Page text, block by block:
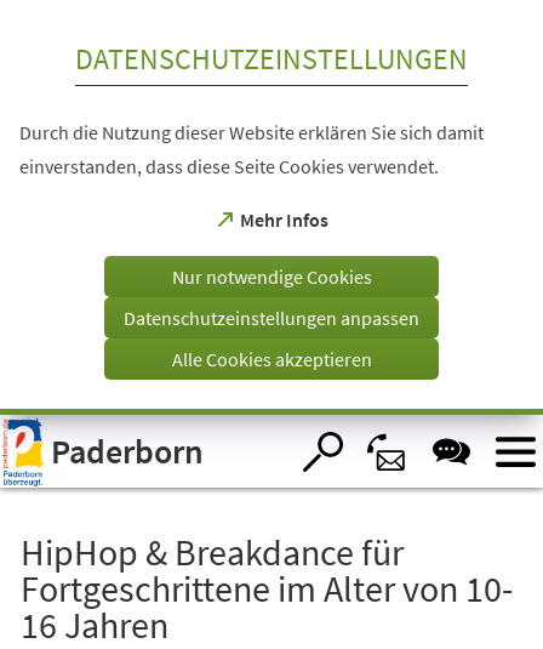
Visuelle
Assistenzsoftware
öffnen.
DATENSCHUTZEINSTELLUNGEN
Durch die Nutzung dieser Website erklären Sie sich damit
einverstanden, dass diese Seite Cookies verwendet.
Mehr Infos
(Öffnet
einem
Tab)
Nur notwendige Cookies
Datenschutzeinstellungen anpassen
Alle Cookies akzeptieren
Paderborn
HipHop & Breakdance für
Fortgeschrittene im Alter von 10-
16 Jahren